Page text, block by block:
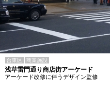
台東区 商業施設
浅草雷門通り商店街アーケード
アーケード改修に伴うデザイン監修